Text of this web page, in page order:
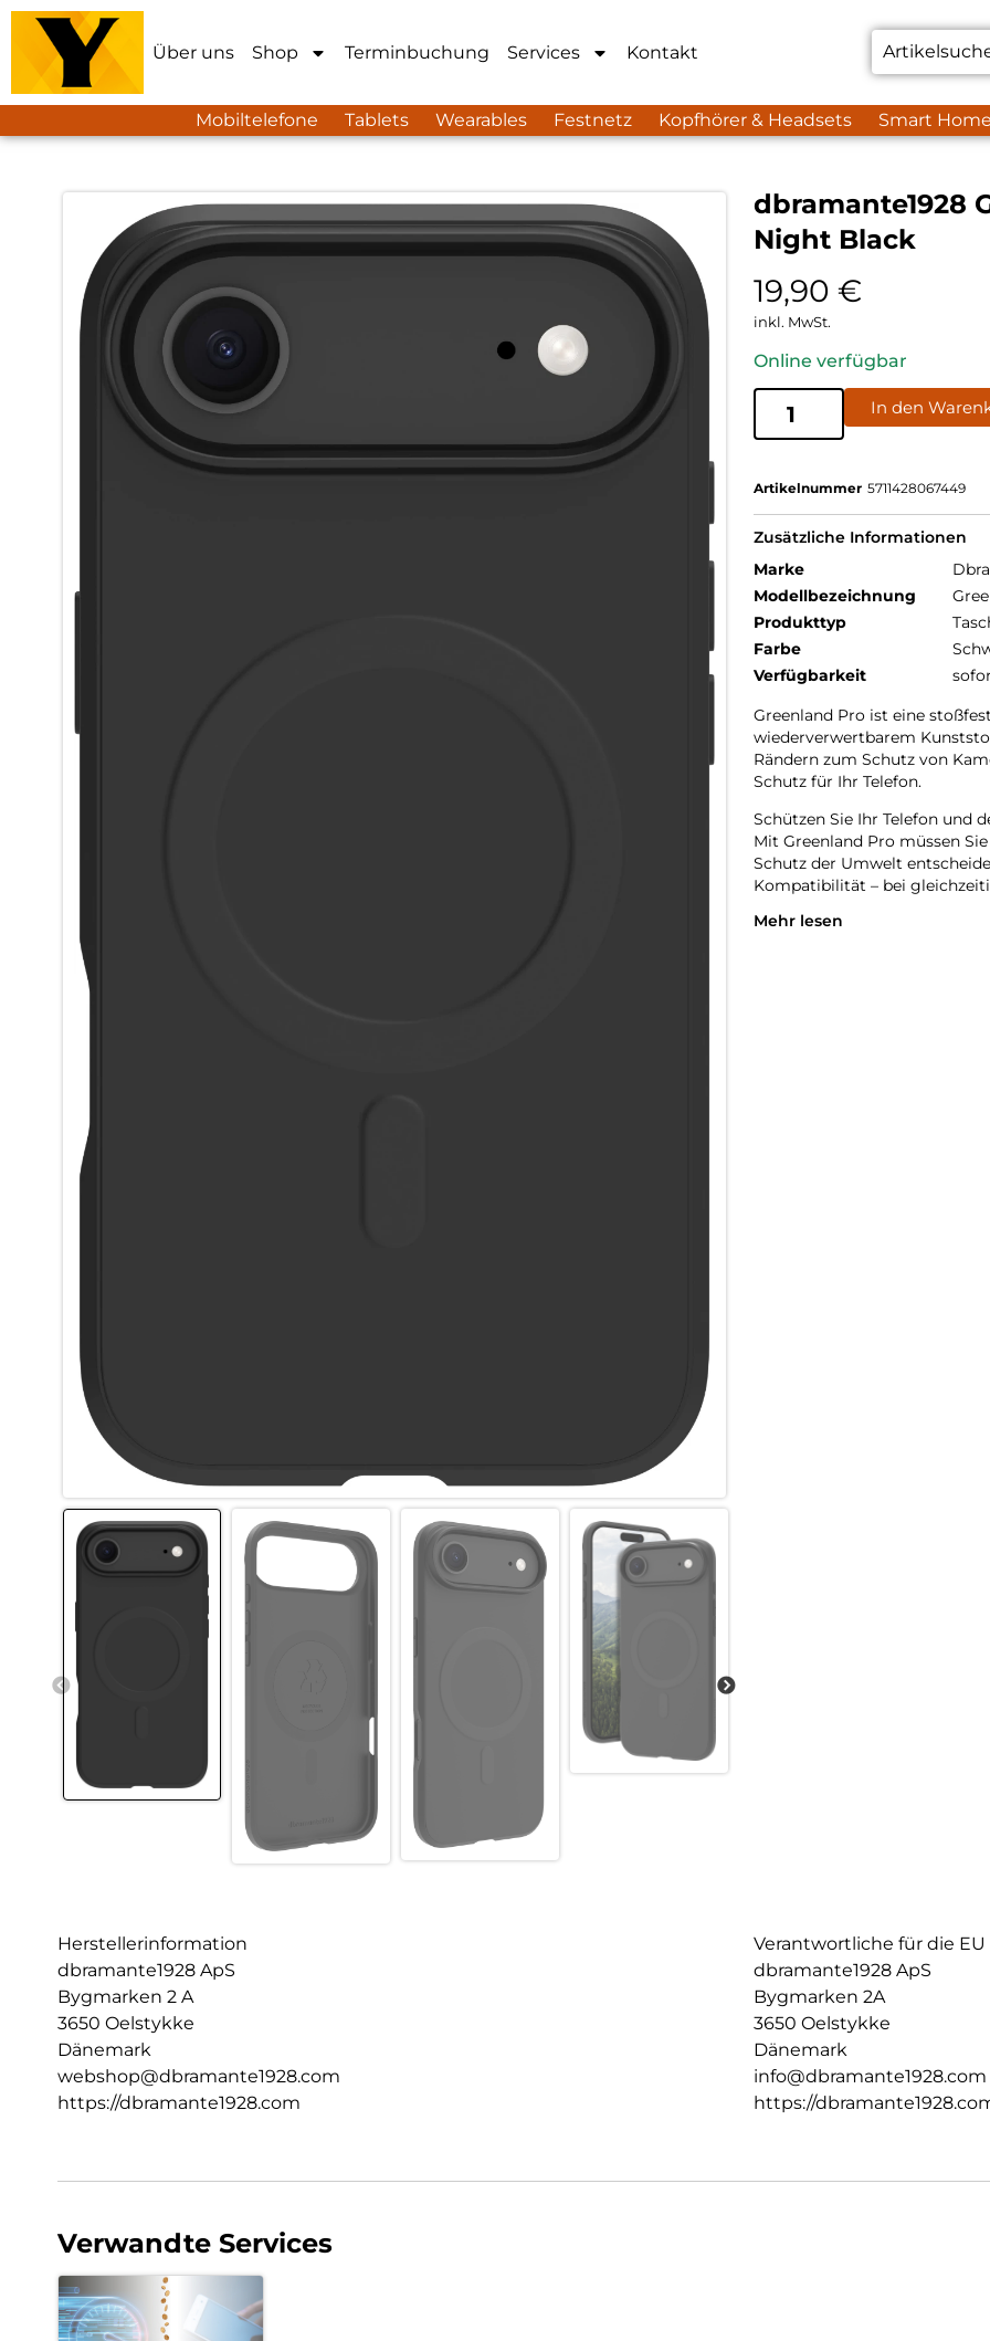
Über uns Shop Terminbuchung Services Kontakt
Mobiltelefone Tablets Wearables Festnetz Kopfhörer & Headsets Smart
dbramante1928
Night Black
19,90 €
inkl. MwSt.
Online verfügbar
In den
Artikelnummer 5711428067449
Zusätzliche Informationen
Marke
Modellbezeichnung
Produkttyp
Farbe
Verfügbarkeit
Greenland Pro ist eine
wiederverwertbarem
Rändern zum Schutz von
Schutz für Ihr Telefon.
Schützen Sie Ihr Telefon und
Mit Greenland Pro müssen
Schutz der Umwelt
Kompatibilität – bei
Hergestellt aus 100%
Mehr lesen
Herstellerinformation
dbramante1928 ApS
Bygmarken 2 A
3650 Oelstykke
Dänemark
webshop@dbramante1928.com
https://dbramante1928.com
Verantwortliche für die EU
dbramante1928 ApS
Bygmarken 2A
3650 Oelstykke
Dänemark
info@dbramante1928.com
https://
Verwandte Services